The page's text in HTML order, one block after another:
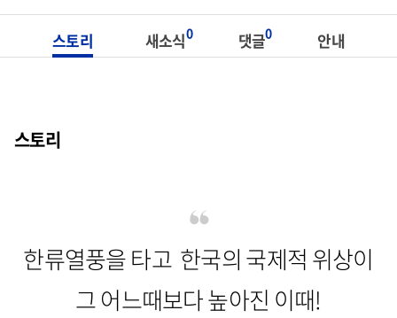
스토리 새소식0 댓글0 안내
스토리
한류열풍을 타고 한국의 국제적 위상이
그 어느때보다 높아진 이때!